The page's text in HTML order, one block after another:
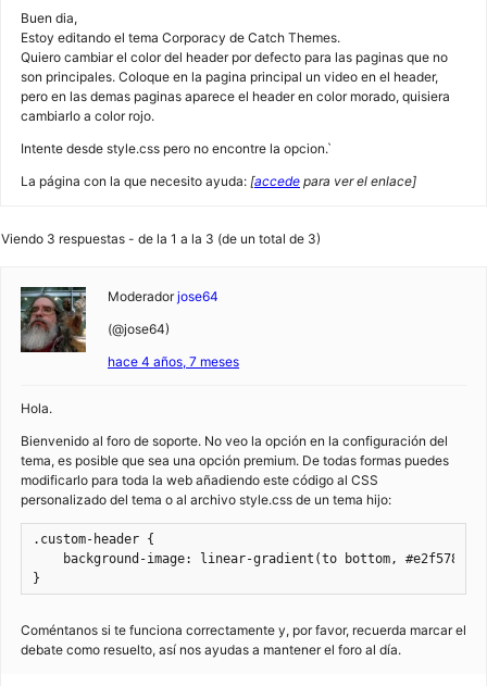
Buen dia,
Estoy editando el tema Corporacy de Catch Themes.
Quiero cambiar el color del header por defecto para las paginas que no
son principales. Coloque en la pagina principal un video en el header,
pero en las demas paginas aparece el header en color morado, quisiera
cambiarlo a color rojo.
Intente desde style.css pero no encontre la opcion.`
La página con la que necesito ayuda: [accede para ver el enlace]
Viendo 3 respuestas - de la 1 a la 3 (de un total de 3)
Moderador jose64
(@jose64)
hace 4 años, 7 meses
Hola.
Bienvenido al foro de soporte. No veo la opción en la configuración del
tema, es posible que sea una opción premium. De todas formas puedes
modificarlo para toda la web añadiendo este código al CSS
personalizado del tema o al archivo style.css de un tema hijo:
.custom-header {
background-image: linear-gradient(to bottom, #e2f578,
}
Coméntanos si te funciona correctamente y, por favor, recuerda marcar el
debate como resuelto, así nos ayudas a mantener el foro al día.